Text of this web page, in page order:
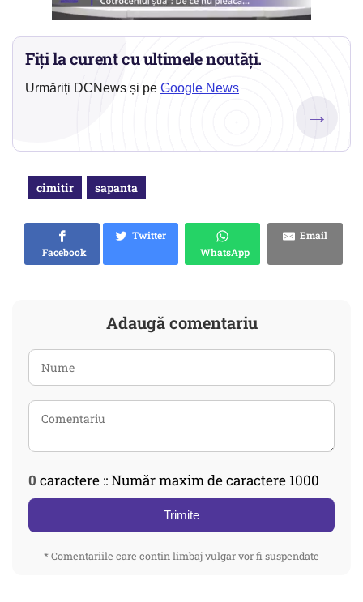
Fiți la curent cu ultimele noutăți.
Urmăriți DCNews și pe Google News
→
cimitir sapanta
Facebook
Twitter
WhatsApp
Email
Adaugă comentariu
0 caractere :: Număr maxim de caractere 1000
Trimite
* Comentariile care contin limbaj vulgar vor fi suspendate